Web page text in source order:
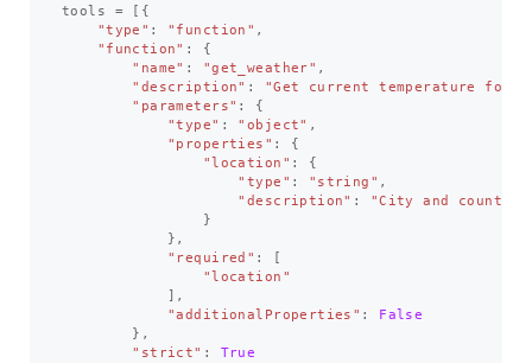
tools =
[{
"type" : "function" ,
"function" :
{
"name" : "get_weather" ,
"description" :
"Get current temperature for
"parameters" :
{
"type" : "object" ,
"properties" :
{
"location" :
{
"type" : "string" ,
"description" :
"City and country
}
},
"required" :
"location"
],
"additionalProperties" :
False
},
"strict" :
True